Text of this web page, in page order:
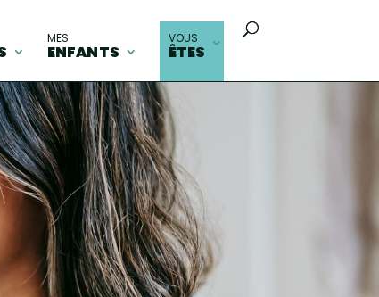
MES
ENFANTS
VOUS
ÊTES